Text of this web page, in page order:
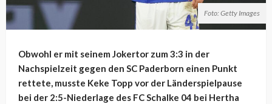
Foto: Getty Images
Obwohl er mit seinem Jokertor zum 3:3 in der
Nachspielzeit gegen den SC Paderborn einen Punkt
rettete, musste Keke Topp vor der Länderspielpause
bei der 2:5-Niederlage des FC Schalke 04 bei Hertha